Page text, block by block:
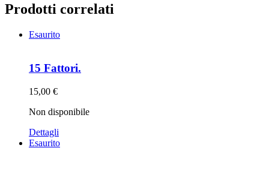
Prodotti correlati
Esaurito
15 Fattori.
15,00 €
Non disponibile
Dettagli
Esaurito